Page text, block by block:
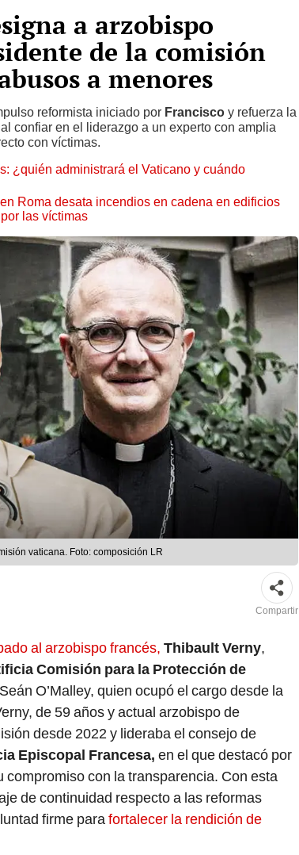
a arzobispo
de la comisión
a menores
reformista iniciado por Francisco y refuerza la
confiar en el liderazgo a un experto con amplia
con víctimas.
¿quién administrará el Vaticano y cuándo
Roma desata incendios en cadena en edificios
las víctimas
vaticana. Foto: composición LR
Compartir
al arzobispo francés, Thibault Verny,
Comisión para la Protección de
O’Malley, quien ocupó el cargo desde la
de 59 años y actual arzobispo de
desde 2022 y lideraba el consejo de
Episcopal Francesa, en el que destacó por
con la transparencia. Con esta
de continuidad respecto a las reformas
firme parafortalecer la rendición de